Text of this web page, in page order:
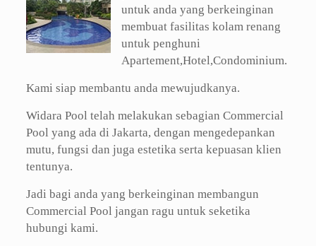
untuk anda yang berkeinginan
membuat fasilitas kolam renang
untuk penghuni
Apartement,Hotel,Condominium.
Kami siap membantu anda mewujudkanya.
Widara Pool telah melakukan sebagian Commercial
Pool yang ada di Jakarta, dengan mengedepankan
mutu, fungsi dan juga estetika serta kepuasan klien
tentunya.
Jadi bagi anda yang berkeinginan membangun
Commercial Pool jangan ragu untuk seketika
hubungi kami.